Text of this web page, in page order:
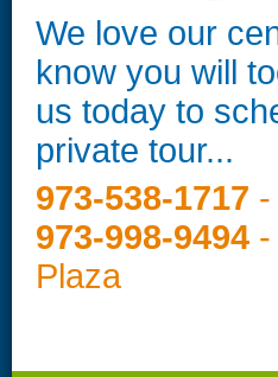
We love our
know you will
us today to
private tour...
973-538-1717
973-998-9494
Plaza